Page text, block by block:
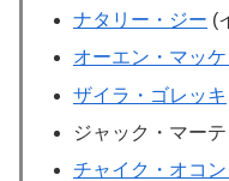
ナタリー・ジー (
オーエン・マッ
ザイラ・ゴレッキ
ジャック・マー
チャイク・オコン